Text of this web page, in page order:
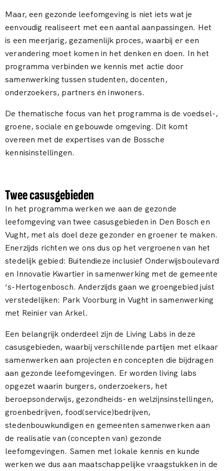
Maar, een gezonde leefomgeving is niet iets wat je
eenvoudig realiseert met een aantal aanpassingen. Het
is een meerjarig, gezamenlijk proces, waarbij er een
verandering moet komen in het denken en doen. In het
programma verbinden we kennis met actie door
samenwerking tussen studenten, docenten,
onderzoekers, partners én inwoners.
De thematische focus van het programma is de voedsel-,
groene, sociale en gebouwde omgeving. Dit komt
overeen met de expertises van de Bossche
kennisinstellingen.
Twee casusgebieden
In het programma werken we aan de gezonde
leefomgeving van twee casusgebieden in Den Bosch en
Vught, met als doel deze gezonder en groener te maken.
Enerzijds richten we ons dus op het vergroenen van het
stedelijk gebied: Buitendieze inclusief Onderwijsboulevard
en Innovatie Kwartier in samenwerking met de gemeente
‘s-Hertogenbosch. Anderzijds gaan we groengebied juist
verstedelijken: Park Voorburg in Vught in samenwerking
met Reinier van Arkel.
Een belangrijk onderdeel zijn de Living Labs in deze
casusgebieden, waarbij verschillende partijen met elkaar
samenwerken aan projecten en concepten die bijdragen
aan gezonde leefomgevingen. Er worden living labs
opgezet waarin burgers, onderzoekers, het
beroepsonderwijs, gezondheids- en welzijnsinstellingen,
groenbedrijven, food(service)bedrijven,
stedenbouwkundigen en gemeenten samenwerken aan
de realisatie van (concepten van) gezonde
leefomgevingen. Samen met lokale kennis en kunde
werken we dus aan maatschappelijke vraagstukken in de